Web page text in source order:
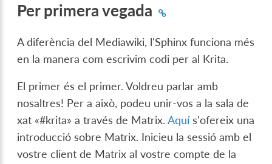
Per primera vegada
A diferència del Mediawiki, l'Sphinx funciona més
en la manera com escrivim codi per al Krita.
El primer és el primer. Voldreu parlar amb
nosaltres! Per a això, podeu unir-vos a la sala de
xat «#krita» a través de Matrix.Aquís'ofereix una
introducció sobre Matrix. Inicieu la sessió amb el
vostre client de Matrix al vostre compte de la